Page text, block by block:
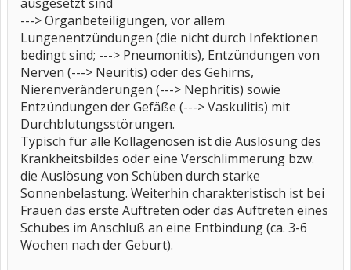
---> Organbeteiligungen, vor allem
Lungenentzündungen (die nicht durch Infektionen
bedingt sind; ---> Pneumonitis), Entzündungen von
Nerven (---> Neuritis) oder des Gehirns,
Nierenveränderungen (---> Nephritis) sowie
Entzündungen der Gefäße (---> Vaskulitis) mit
Durchblutungsstörungen.
Typisch für alle Kollagenosen ist die Auslösung des
Krankheitsbildes oder eine Verschlimmerung bzw.
die Auslösung von Schüben durch starke
Sonnenbelastung. Weiterhin charakteristisch ist bei
Frauen das erste Auftreten oder das Auftreten eines
Schubes im Anschluß an eine Entbindung (ca. 3-6
Wochen nach der Geburt).